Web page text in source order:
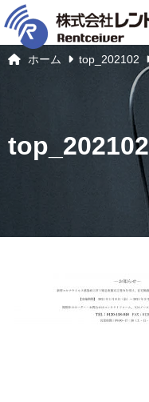
ホーム top_202102
top_202102